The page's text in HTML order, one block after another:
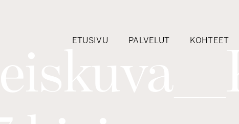
ETUSIVU PALVELUT KOHTEET